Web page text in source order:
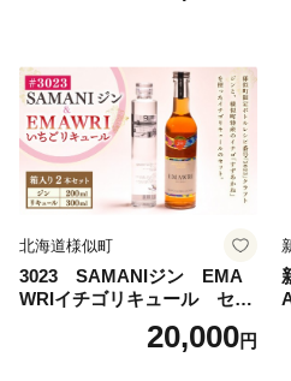
北海道様似町
3023 SAMANIジン EMA
WRIイチゴリキュール セッ
ト（箱入り）【大人の味 酒
お酒 洋酒 スピリッツ クラフ
20,000円